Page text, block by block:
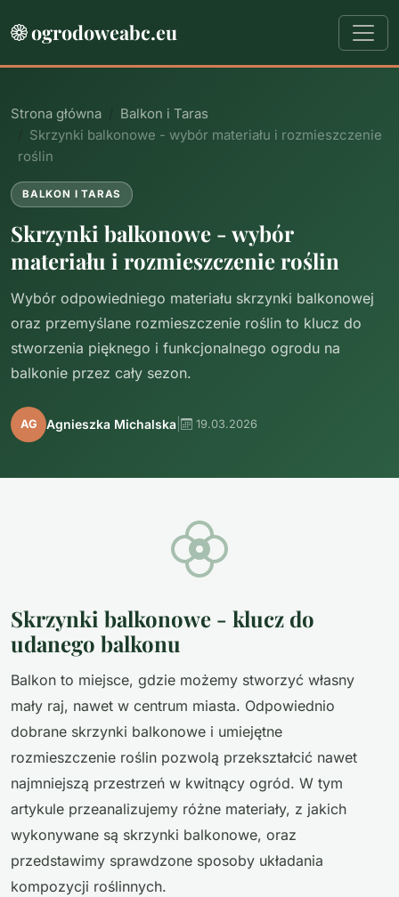
ogrodoweabc.eu
Strona główna
Balkon i Taras
Skrzynki balkonowe - wybór materiału i rozmieszczenie
roślin
BALKON I TARAS
Skrzynki balkonowe - wybór
materiału i rozmieszczenie roślin
Wybór odpowiedniego materiału skrzynki balkonowej
oraz przemyślane rozmieszczenie roślin to klucz do
stworzenia pięknego i funkcjonalnego ogrodu na
balkonie przez cały sezon.
AG Agnieszka Michalska 19.03.2026
Skrzynki balkonowe - klucz do
udanego balkonu
Balkon to miejsce, gdzie możemy stworzyć własny
mały raj, nawet w centrum miasta. Odpowiednio
dobrane skrzynki balkonowe i umiejętne
rozmieszczenie roślin pozwolą przekształcić nawet
najmniejszą przestrzeń w kwitnący ogród. W tym
artykule przeanalizujemy różne materiały, z jakich
wykonywane są skrzynki balkonowe, oraz
przedstawimy sprawdzone sposoby układania
kompozycji roślinnych.